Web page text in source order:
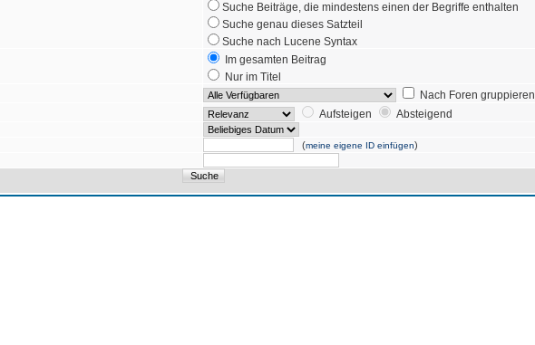
Suche Beiträge, die mindestens einen der Begriffe enthalten
Suche genau dieses Satzteil
Suche nach Lucene Syntax
Im gesamten Beitrag
Nur im Titel
Nach Foren gruppieren
Aufsteigen
Absteigend
(meine eigene ID einfügen)